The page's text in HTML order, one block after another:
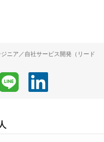
ニア／自社サービス開発（リード